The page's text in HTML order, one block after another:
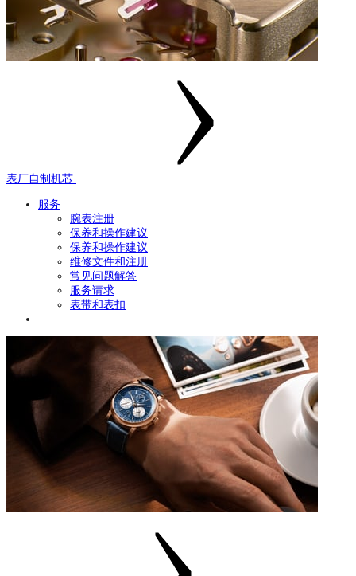
表厂自制机芯
服务
腕表注册
保养和操作建议
保养和操作建议
维修文件和注册
常见问题解答
服务请求
表带和表扣